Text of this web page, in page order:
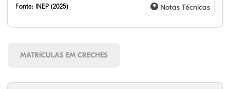
Fonte: INEP (2025) Notas Técnicas
MATRÍCULAS EM CRECHES